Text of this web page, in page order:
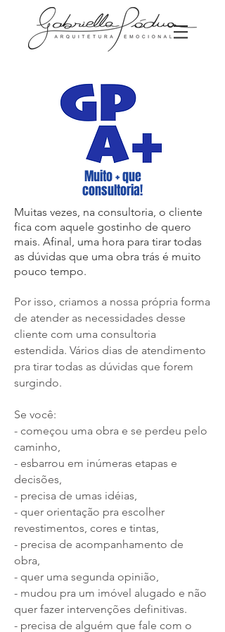
Muito + que
consultoria!
Muitas vezes, na consultoria, o cliente
fica com aquele gostinho de quero
mais. Afinal, uma hora para tirar todas
as dúvidas que uma obra trás é muito
pouco tempo.
Por isso, criamos a nossa própria forma
de atender as necessidades desse
cliente com uma consultoria
estendida. Vários dias de atendimento
pra tirar todas as dúvidas que forem
surgindo.
Se você:
- começou uma obra e se perdeu pelo
caminho,
- esbarrou em inúmeras etapas e
decisões,
- precisa de umas idéias,
- quer orientação pra escolher
revestimentos, cores e tintas,
- precisa de acompanhamento de
obra,
- quer uma segunda opinião,
- mudou pra um imóvel alugado e não
quer fazer intervenções definitivas.
- precisa de alguém que fale com o